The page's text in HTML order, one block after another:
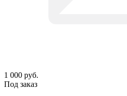
1 000 руб.
Под заказ